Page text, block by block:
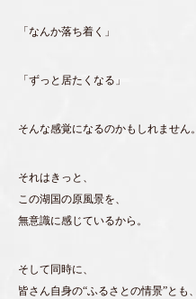
「なんか落ち着く」
「ずっと居たくなる」
そんな感覚になるのかもしれません。
それはきっと、
この湖国の原風景を、
無意識に感じているから。
そして同時に、
皆さん自身の“ふるさとの情景”とも、